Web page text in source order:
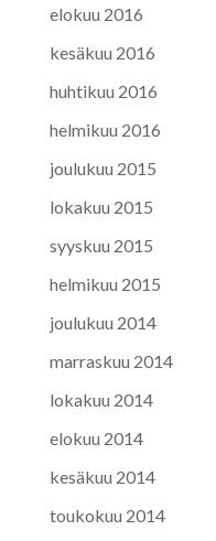
elokuu 2016
kesäkuu 2016
huhtikuu 2016
helmikuu 2016
joulukuu 2015
lokakuu 2015
syyskuu 2015
helmikuu 2015
joulukuu 2014
marraskuu 2014
lokakuu 2014
elokuu 2014
kesäkuu 2014
toukokuu 2014